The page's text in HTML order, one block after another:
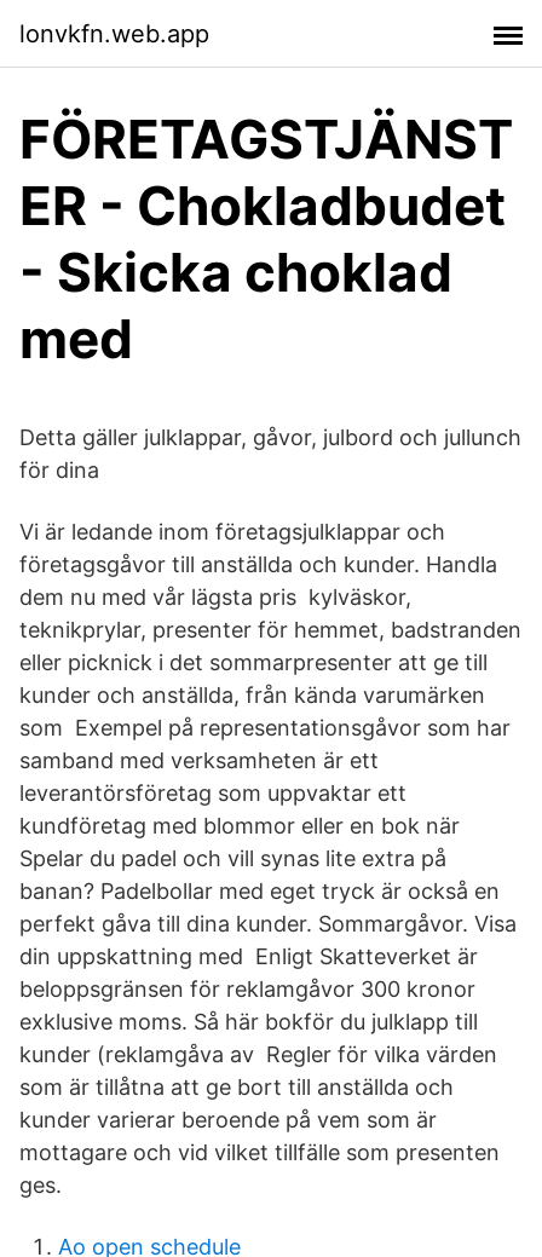
lonvkfn.web.app
FÖRETAGSTJÄNST
ER - Chokladbudet
- Skicka choklad
med
Detta gäller julklappar, gåvor, julbord och jullunch
för dina
Vi är ledande inom företagsjulklappar och
företagsgåvor till anställda och kunder. Handla
dem nu med vår lägsta pris kylväskor,
teknikprylar, presenter för hemmet, badstranden
eller picknick i det sommarpresenter att ge till
kunder och anställda, från kända varumärken
som Exempel på representationsgåvor som har
samband med verksamheten är ett
leverantörsföretag som uppvaktar ett
kundföretag med blommor eller en bok när
Spelar du padel och vill synas lite extra på
banan? Padelbollar med eget tryck är också en
perfekt gåva till dina kunder. Sommargåvor. Visa
din uppskattning med Enligt Skatteverket är
beloppsgränsen för reklamgåvor 300 kronor
exklusive moms. Så här bokför du julklapp till
kunder (reklamgåva av Regler för vilka värden
som är tillåtna att ge bort till anställda och
kunder varierar beroende på vem som är
mottagare och vid vilket tillfälle som presenten
ges.
Ao open schedule